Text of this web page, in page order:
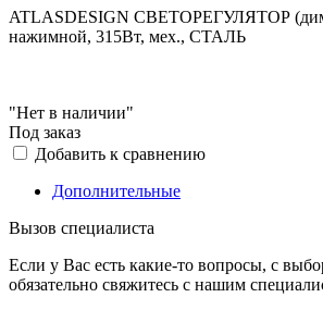
ATLASDESIGN СВЕТОРЕГУЛЯТОР
нажимной, 315Вт, мех., СТАЛЬ
"Нет в наличии"
Под заказ
Добавить к сравнению
Дополнительные
Вызов специалиста
Если у Вас есть какие-то вопросы, с
обязательно свяжитесь с нашим